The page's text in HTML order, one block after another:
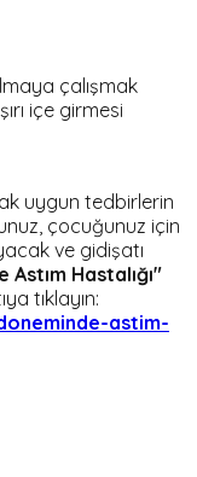
çalışmak
içe girmesi
uygun tedbirlerin
çocuğunuz için
ve gidişatı
Hastalığı"
tıklayın:
astim-